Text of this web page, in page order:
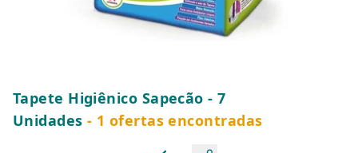
Tapete Higiênico Sapecão - 7
Unidades - 1 ofertas encontradas